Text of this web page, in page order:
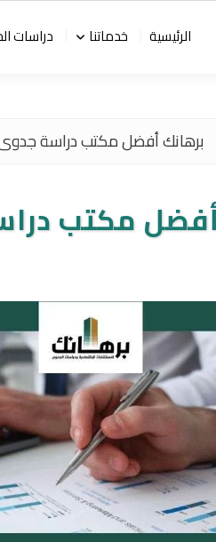
الرئيسية خدماتنا دراسات
برهانك أفضل مكتب دراسة
مكتب